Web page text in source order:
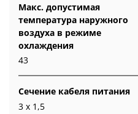
Макс. допустимая
температура наружного
воздуха в режиме
охлаждения
43
Сечение кабеля питания
3 х 1,5